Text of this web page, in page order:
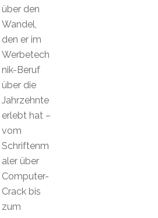
über den
Wandel,
den er im
Werbetech
nik-Beruf
über die
Jahrzehnte
erlebt hat –
vom
Schriftenm
aler über
Computer-
Crack bis
zum